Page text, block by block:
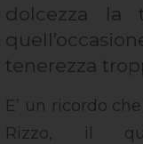
dolcezza la
tenerezza
E’ un ricordo
Rizzo, il